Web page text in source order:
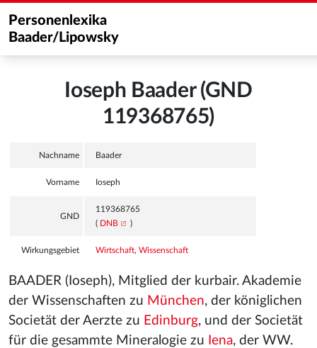
Personenlexika
Baader/Lipowsky
Ioseph Baader (GND
119368765)
Nachname Baader
Vorname Ioseph
GND
119368765
( DNB )
Wirkungsgebiet Wirtschaft, Wissenschaft
BAADER (Ioseph), Mitglied der kurbair. Akademie
der Wissenschaften zu München, der königlichen
Societät der Aerzte zu Edinburg, und der Societät
für die gesammte Mineralogie zu Iena, der WW.